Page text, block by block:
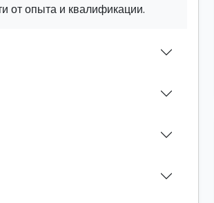
от опыта и квалификации.